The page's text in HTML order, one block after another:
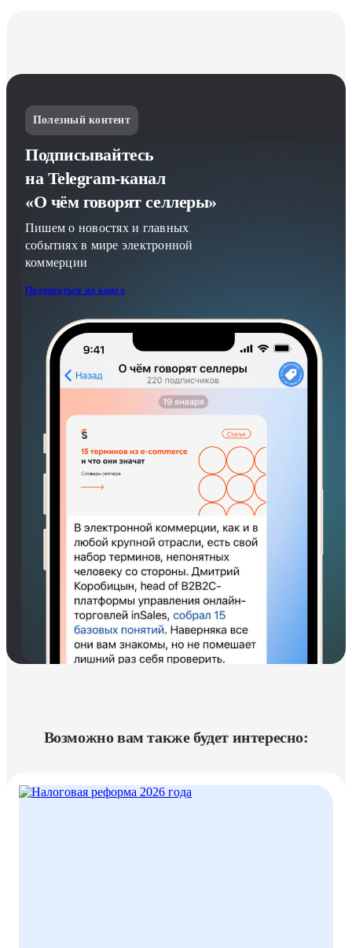
Полезный контент
Подписывайтесь
на Telegram-канал
«О чём говорят селлеры»
Пишем о новостях и главных
событиях в мире электронной
коммерции
Подписаться на канал
Возможно вам также будет интересно: